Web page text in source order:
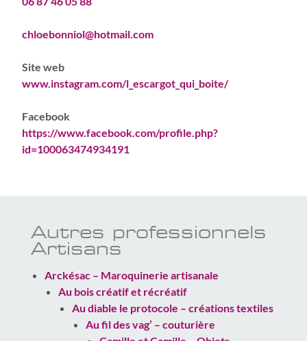
chloebonniol@hotmail.com
Site web
www.instagram.com/l_escargot_qui_boite/
Facebook
https://www.facebook.com/profile.php?
id=100063474934191
Autres professionnels
Artisans
Arckésac – Maroquinerie artisanale
Au bois créatif et récréatif
Au diable le protocole – créations textiles
Au fil des vag’ – couturière